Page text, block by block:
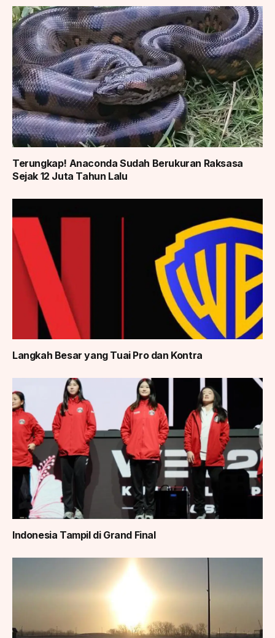
Terungkap! Anaconda Sudah Berukuran Raksasa
Sejak 12 Juta Tahun Lalu
Langkah Besar yang Tuai Pro dan Kontra
Indonesia Tampil di Grand Final